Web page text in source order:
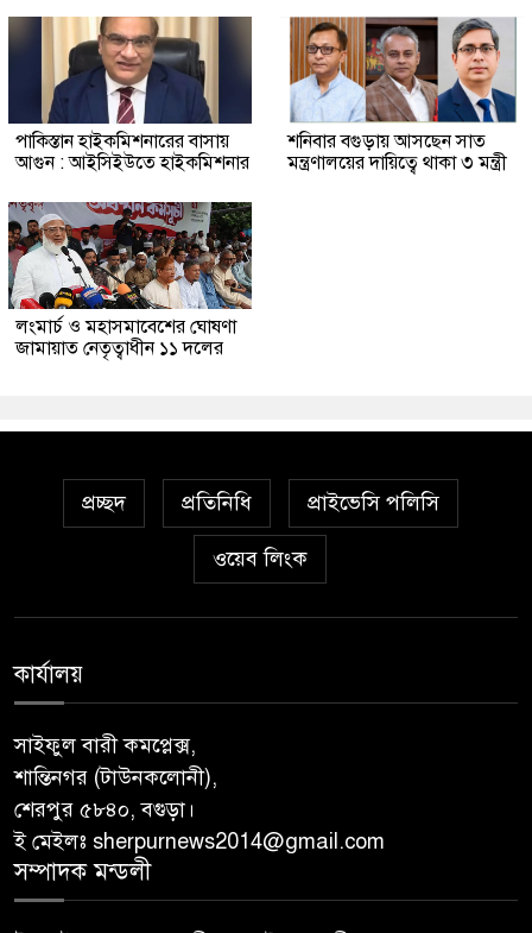
পাকিস্তান হাইকমিশনারের বাসায়
আগুন : আইসিইউতে হাইকমিশনার
শনিবার বগুড়ায় আসছেন সাত
মন্ত্রণালয়ের দায়িত্বে থাকা ৩ মন্ত্রী
লংমার্চ ও মহাসমাবেশের ঘোষণা
জামায়াত নেতৃত্বাধীন ১১ দলের
প্রচ্ছদ প্রতিনিধি প্রাইভেসি পলিসি
ওয়েব লিংক
কার্যালয়
সাইফুল বারী কমপ্লেক্স,
শান্তিনগর (টাউনকলোনী),
শেরপুর ৫৮৪০, বগুড়া।
ই মেইলঃ sherpurnews2014@gmail.com
সম্পাদক মন্ডলী